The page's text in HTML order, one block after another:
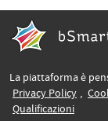
La piattaforma è
Privacy Policy(si
,
Qualificazioni(si